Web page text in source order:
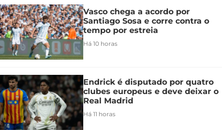
Vasco chega a acordo por
Santiago Sosa e corre contra o
tempo por estreia
Há 10 horas
Endrick é disputado por quatro
clubes europeus e deve deixar o
Real Madrid
Há 11 horas